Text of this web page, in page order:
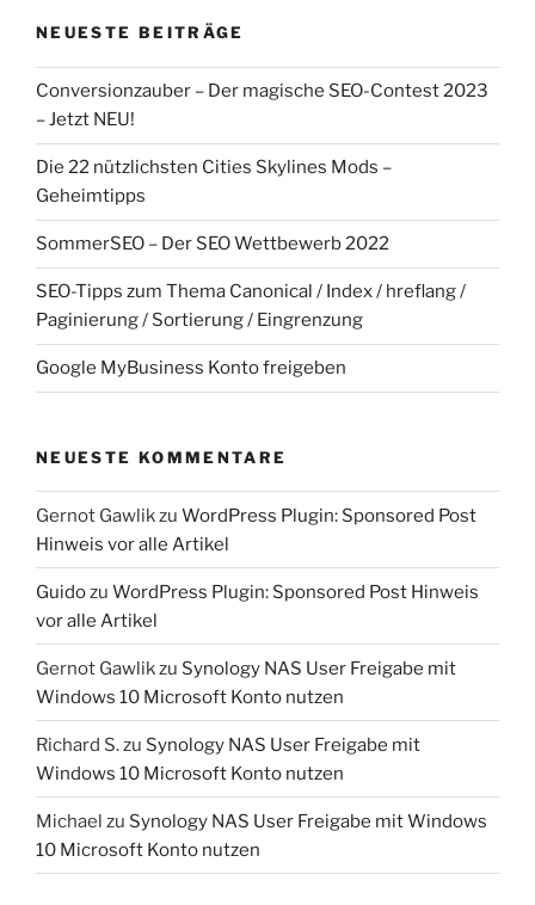
NEUESTE BEITRÄGE
Conversionzauber – Der magische SEO-Contest 2023
– Jetzt NEU!
Die 22 nützlichsten Cities Skylines Mods –
Geheimtipps
SommerSEO – Der SEO Wettbewerb 2022
SEO-Tipps zum Thema Canonical / Index / hreflang /
Paginierung / Sortierung / Eingrenzung
Google MyBusiness Konto freigeben
NEUESTE KOMMENTARE
Gernot Gawlikzu WordPress Plugin: Sponsored Post
Hinweis vor alle Artikel
Guidozu WordPress Plugin: Sponsored Post Hinweis
vor alle Artikel
Gernot Gawlikzu Synology NAS User Freigabe mit
Windows 10 Microsoft Konto nutzen
Richard S.zu Synology NAS User Freigabe mit
Windows 10 Microsoft Konto nutzen
Michael zu Synology NAS User Freigabe mit Windows
10 Microsoft Konto nutzen